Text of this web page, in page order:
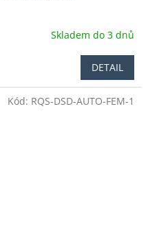
Skladem do 3 dnů
DETAIL
Kód: RQS-DSD-AUTO-FEM-1